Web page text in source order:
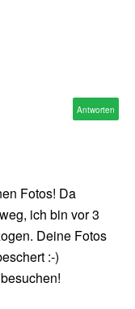
Fotos! Da
ich bin vor 3
Deine Fotos
:-)
Antworten